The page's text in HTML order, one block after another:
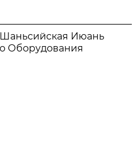
Июань
Оборудования